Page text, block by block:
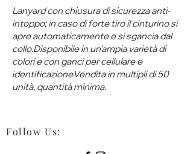
Lanyard con chiusura di sicurezza anti-
intoppo; in caso di forte tiro il cinturino si
apre automaticamente e si sgancia dal
collo.Disponibile in un'ampia varietà di
colori e con ganci per cellulare e
identificazioneVendita in multipli di 50
unità, quantità minima.
Follow Us: